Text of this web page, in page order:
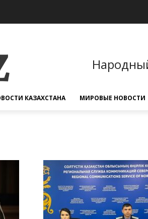
КАЗАХСТАНА МИРОВЫЕ НОВОСТИ